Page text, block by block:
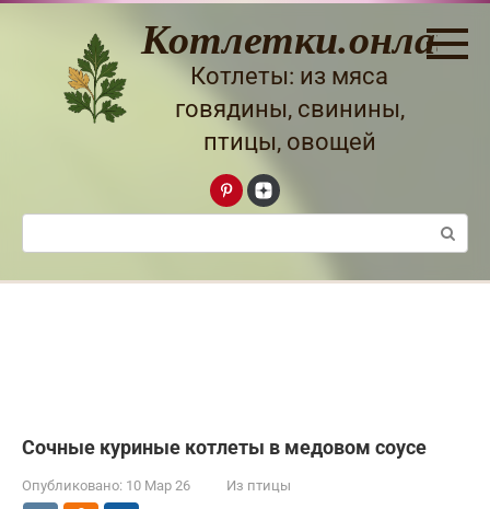
Перейти
Котлетки.онлайн
Котлеты: из мяса
говядины, свинины,
птицы, овощей
Поиск:
Сочные куриные котлеты в медовом соусе
Опубликовано: 10 Мар 26 Из птицы